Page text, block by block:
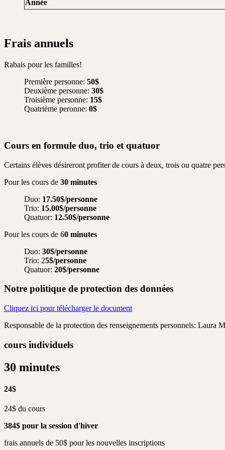
Année
Frais annuels
Rabais pour les familles!
Première personne: 50$
Deuxième personne: 30$
Troisième personne: 15$
Quatrième peronne: 0$
Cours en formule duo, trio et quatuor
Certains élèves désireront profiter de cours à deux, trois ou quatre
Pour les cours de 30 minutes
Duo: 17.50$/personne
Trio: 15.00$/personne
Quatuor: 12.50$/personne
Pour les cours de 60 minutes
Duo: 30$/personne
Trio: 25$/personne
Quatuor: 20$/personne
Notre politique de protection des données
Cliquez ici pour télécharger le document
Responsable de la protection des renseignements personnels: Laura
cours individuels
30 minutes
24$
24$ du cours
384$ pour la session d'hiver
frais annuels de 50$ pour les nouvelles inscriptions